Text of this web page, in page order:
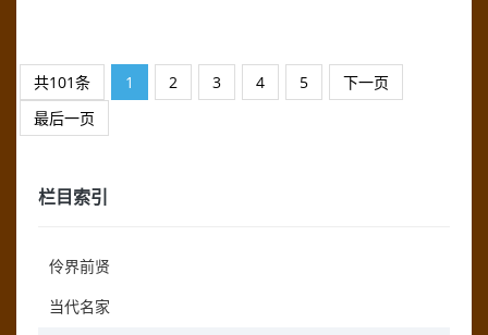
共101条 1 2 3 4 5
下一页
最后一页
栏目索引
伶界前贤
当代名家